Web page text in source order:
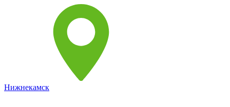
Нижнекамск